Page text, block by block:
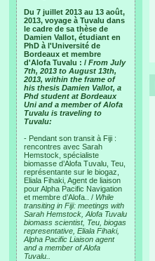
Du 7 juillet 2013 au 13 août,
2013, voyage à Tuvalu dans
le cadre de sa thèse de
Damien Vallot, étudiant en
PhD à l'Université de
Bordeaux et membre
d'Alofa Tuvalu : / From July
7th, 2013 to August 13th,
2013, within the frame of
his thesis Damien Vallot, a
Phd student at Bordeaux
Uni and a member of Alofa
Tuvalu is traveling to
Tuvalu:
- Pendant son transit à Fiji :
rencontres avec Sarah
Hemstock, spécialiste
biomasse d’Alofa Tuvalu, Teu,
représentante sur le biogaz,
Eliala Fihaki, Agent de liaison
pour Alpha Pacific Navigation
et membre d’Alofa.. / While
transiting in Fiji: meetings with
Sarah Hemstock, Alofa Tuvalu
biomass scientist, Teu, biogas
representative, Eliala Fihaki,
Alpha Pacific Liaison agent
and a member of Alofa
Tuvalu..